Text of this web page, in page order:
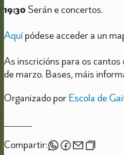
19:30Serán e concertos.
Aquípódese acceder a un
As inscricións para os
de marzo. Bases, máis
Organizado por Escola de
Compartir: